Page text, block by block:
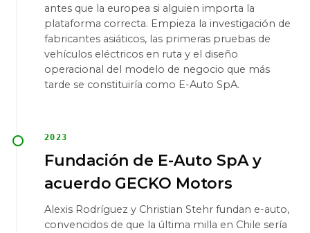
antes que la europea si alguien importa la
plataforma correcta. Empieza la investigación de
fabricantes asiáticos, las primeras pruebas de
vehículos eléctricos en ruta y el diseño
operacional del modelo de negocio que más
tarde se constituiría como E-Auto SpA.
2023
Fundación de E-Auto SpA y
acuerdo GECKO Motors
Alexis Rodríguez y Christian Stehr fundan e-auto,
convencidos de que la última milla en Chile sería